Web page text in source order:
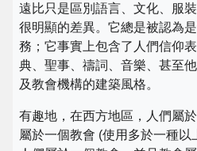
遠比只是區別語言、文化、服
很明顯的差異。它總是被認為
務；它事實上包含了人們信仰
典、聖事、禱詞、音樂、甚至
及教會機構的建築風格。
有趣地，在西方地區，人們屬
屬於一個教會 (使用多於一種以